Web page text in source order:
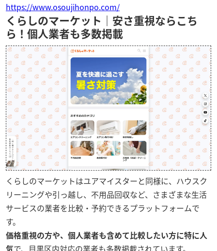
https://www.osoujihonpo.com/
くらしのマーケット｜安さ重視ならこち
ら！個人業者も多数掲載
くらしのマーケットはユアマイスターと同様に、ハウスク
リーニングや引っ越し、不用品回収など、さまざまな生活
サービスの業者を比較・予約できるプラットフォームで
す。
価格重視の方や、個人業者も含めて比較したい方に特に人